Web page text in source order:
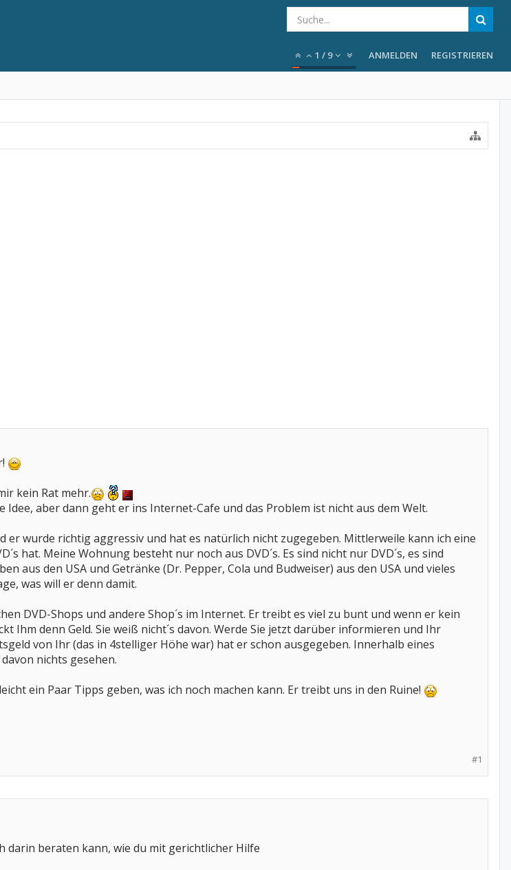
1 / 9 ANMELDEN REGISTRIEREN
kein Rat mehr.
aber dann geht er ins Internet-Cafe und das Problem ist nicht aus dem Welt.
er wurde richtig aggressiv und hat es natürlich nicht zugegeben. Mittlerweile kann ich eine
hat. Meine Wohnung besteht nur noch aus DVD´s. Es sind nicht nur DVD´s, es sind
aus den USA und Getränke (Dr. Pepper, Cola und Budweiser) aus den USA und vieles
was will er denn damit.
DVD-Shops und andere Shop´s im Internet. Er treibt es viel zu bunt und wenn er kein
Ihm denn Geld. Sie weiß nicht´s davon. Werde Sie jetzt darüber informieren und Ihr
von Ihr (das in 4stelliger Höhe war) hat er schon ausgegeben. Innerhalb eines
nichts gesehen.
ein Paar Tipps geben, was ich noch machen kann. Er treibt uns in den Ruine!
#1
darin beraten kann, wie du mit gerichtlicher Hilfe